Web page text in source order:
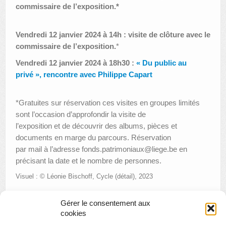
Gérer le consentement aux
cookies
commissaire de l’exposition.*
Vendredi 12 janvier 2024 à 14h : visite de clôture avec le
commissaire de l’exposition.*
Vendredi 12 janvier 2024 à 18h30 : « Du public au
privé », rencontre avec Philippe Capart
*Gratuites sur réservation ces visites en groupes limités
sont l’occasion d’approfondir la visite de
l’exposition et de découvrir des albums, pièces et
documents en marge du parcours. Réservation
par mail à l’adresse fonds.patrimoniaux@liege.be en
précisant la date et le nombre de personnes.
Visuel : © Léonie Bischoff, Cycle (détail), 2023
Créamusée : tatoo à la manière de Mondrian